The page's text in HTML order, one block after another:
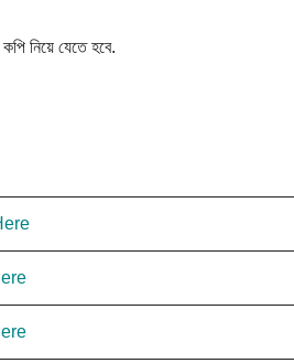
কপি নিয়ে যেতে হবে.